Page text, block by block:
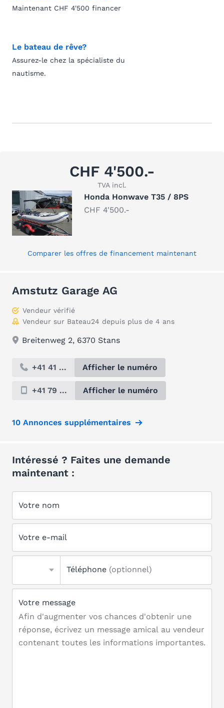
Maintenant CHF 4'500 financer
Le bateau de rêve?
Assurez-le chez la spécialiste du
nautisme.
CHF 4'500.-
TVA incl.
Honda Honwave T35 / 8PS
CHF 4'500.-
Comparer les offres de financement maintenant
Amstutz Garage AG
Vendeur vérifié
Vendeur sur Bateau24 depuis plus de 4 ans
Breitenweg 2, 6370 Stans
+41 41 ... Afficher le numéro
+41 79 ... Afficher le numéro
10 Annonces supplémentaires
Intéressé ? Faites une demande
maintenant :
Votre nom
Votre e-mail
Téléphone (optionnel)
Votre message